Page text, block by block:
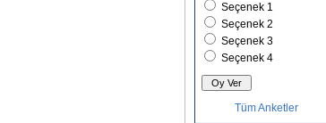
Seçenek 1
Seçenek 2
Seçenek 3
Seçenek 4
Tüm Anketler